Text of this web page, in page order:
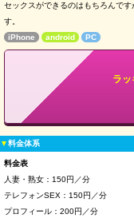
セックスができるのはもちろんで
す。
iPhone
android PC
ラッ
▼料金体系
料金表
人妻・熟女：150円／分
テレフォンSEX：150円／分
プロフィール：200円／分